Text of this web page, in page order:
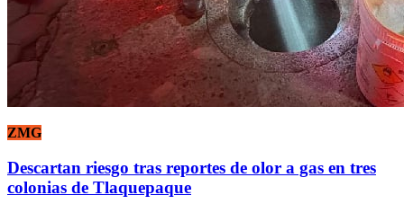
ZMG
Descartan riesgo tras reportes de olor a gas en tres
colonias de Tlaquepaque